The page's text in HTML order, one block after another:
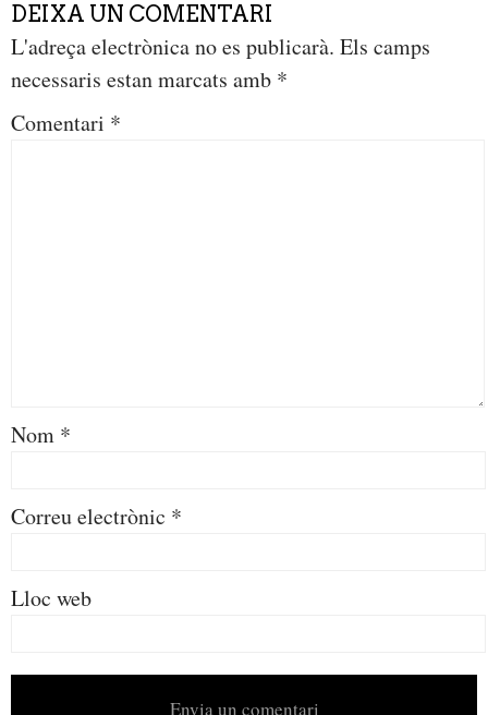
DEIXA UN COMENTARI
L'adreça electrònica no es publicarà. Els camps
necessaris estan marcats amb *
Comentari *
Nom *
Correu electrònic *
Lloc web